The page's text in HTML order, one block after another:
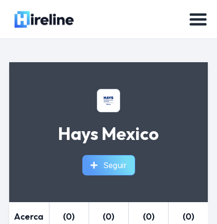
Hays Mexico
Seguir
Acerca
(0)
(0)
(0)
(0)